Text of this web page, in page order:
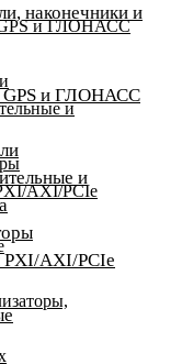
GPS и ГЛОНАСС
и
AXI/PCIe
наконечники и
GPS и ГЛОНАСС
и
AXI/PCIe